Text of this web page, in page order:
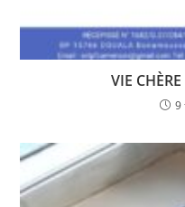
VIE
9